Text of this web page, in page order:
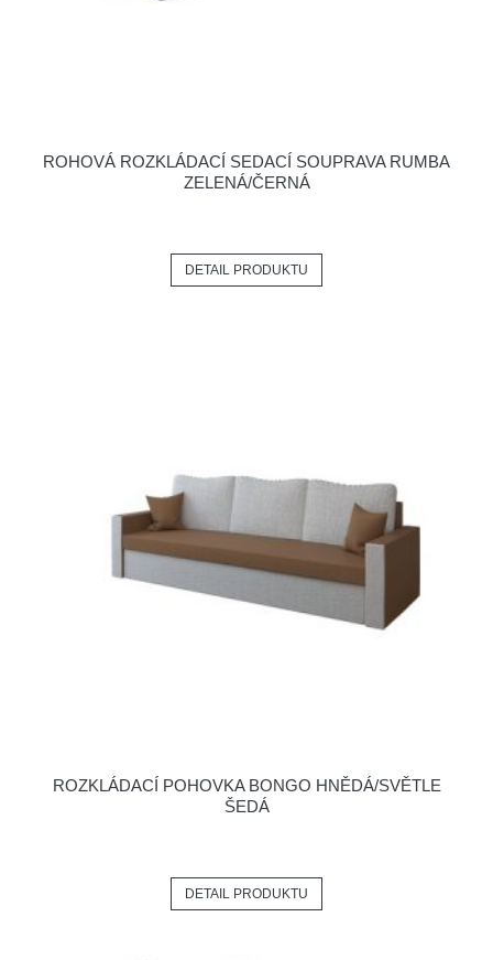
ROHOVÁ ROZKLÁDACÍ SEDACÍ SOUPRAVA RUMBA
ZELENÁ/ČERNÁ
DETAIL PRODUKTU
ROZKLÁDACÍ POHOVKA BONGO HNĚDÁ/SVĚTLE
ŠEDÁ
DETAIL PRODUKTU